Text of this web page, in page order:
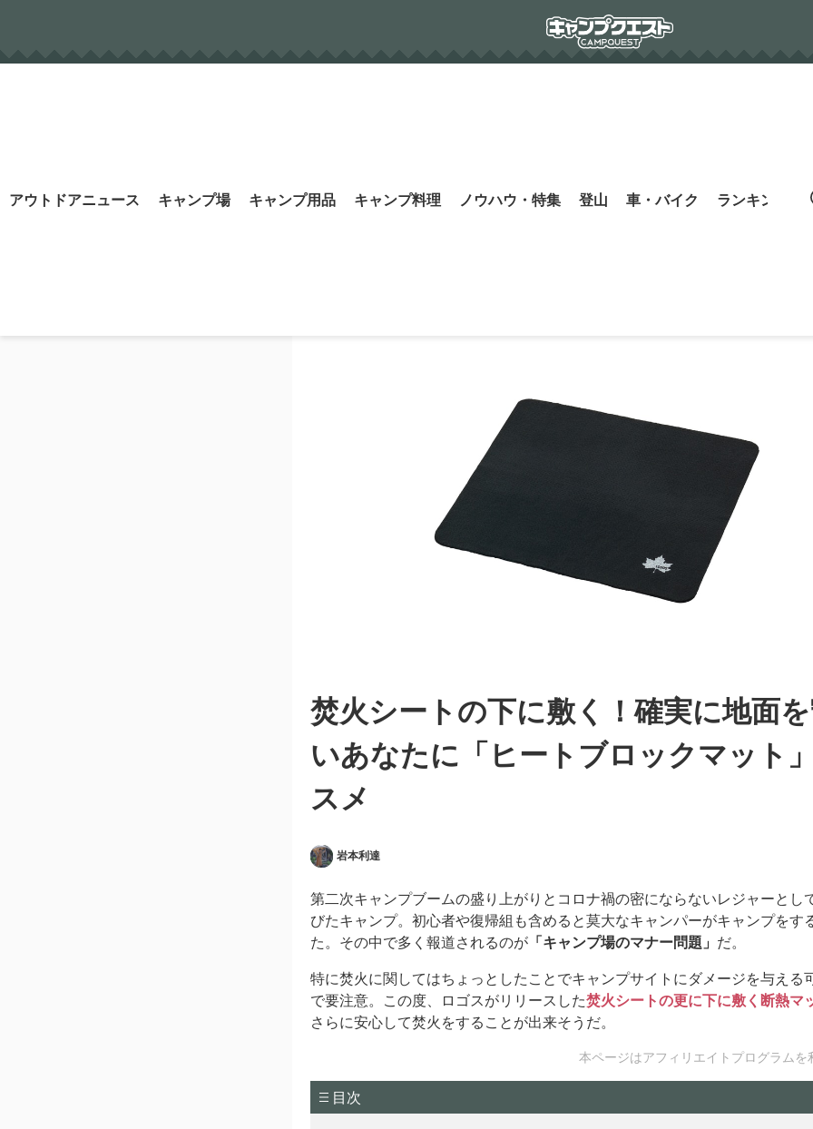
アウトドアニュース キャンプ場 キャンプ用品 キャンプ料理 ノウハウ・特集 登山 車・バイク ランキング
Search
焚火シートの下に敷く！確実に地面
いあなたに「ヒートブロックマット
スメ
岩本利達
第二次キャンプブームの盛り上がりとコロナ禍の密にならないレジャーとし
びたキャンプ。初心者や復帰組も含めると莫大なキャンパーがキャンプをす
た。その中で多く報道されるのが 「キャンプ場のマナー問題」 だ。
特に焚火に関してはちょっとしたことでキャンプサイトにダメージを与える
で要注意。この度、ロゴスがリリースした焚火シートの更に下に敷く断熱マ
さらに安心して焚火をすることが出来そうだ。
本ページはアフィリエイトプログラムを
目次